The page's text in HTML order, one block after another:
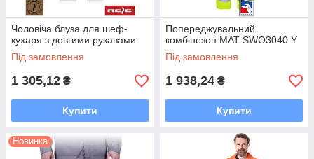
Чоловіча блуза для шеф-
кухаря з довгими рукавами
Під замовлення
1 305,12 ₴
Купити
Попереджувальний
комбінезон MAT-SWO3040 Y
Під замовлення
1 938,24 ₴
Купити
Новинка